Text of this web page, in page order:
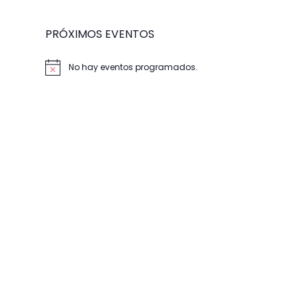
PRÓXIMOS EVENTOS
Aviso No hay eventos programados.